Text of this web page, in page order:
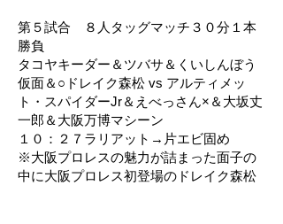
第５試合 ８人タッグマッチ３０分１本
勝負
タコヤキーダー＆ツバサ＆くいしんぼう
仮面＆○ドレイク森松 vs アルティメッ
ト・スパイダーJr＆えべっさん×＆大坂丈
一郎＆大阪万博マシーン
１０：２７ラリアット→片エビ固め
※大阪プロレスの魅力が詰まった面子の
中に大阪プロレス初登場のドレイク森松